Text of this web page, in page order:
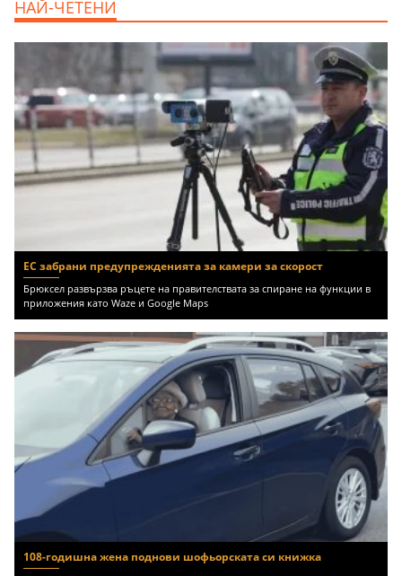
НАЙ-ЧЕТЕНИ
ЕС забрани предупрежденията за камери за скорост
Брюксел развързва ръцете на правителствата за спиране на функции в
приложения като Waze и Google Maps
108-годишна жена поднови шофьорската си книжка